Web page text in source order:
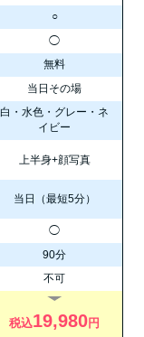
○
◯
無料
当日その場
白・水色・グレー・ネ
イビー
上半身+顔写真
当日（最短5分）
◯
90分
不可
税込19,980円